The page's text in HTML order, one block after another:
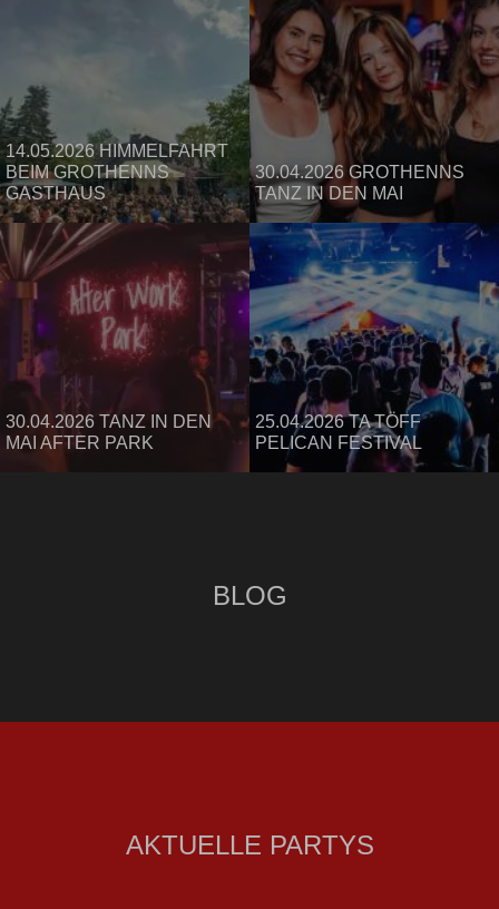
14.05.2026 HIMMELFAHRT
BEIM GROTHENNS
GASTHAUS
30.04.2026 GROTHENNS
TANZ IN DEN MAI
30.04.2026 TANZ IN DEN
MAI AFTER PARK
25.04.2026 TA TÖFF
PELICAN FESTIVAL
BLOG
AKTUELLE PARTYS